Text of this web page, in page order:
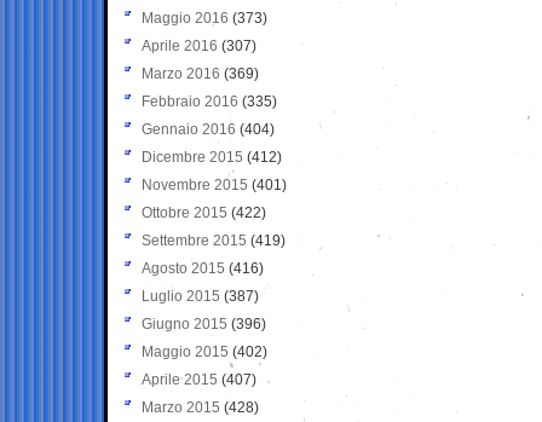
Maggio 2016 (373)
Aprile 2016 (307)
Marzo 2016 (369)
Febbraio 2016 (335)
Gennaio 2016 (404)
Dicembre 2015 (412)
Novembre 2015 (401)
Ottobre 2015 (422)
Settembre 2015 (419)
Agosto 2015 (416)
Luglio 2015 (387)
Giugno 2015 (396)
Maggio 2015 (402)
Aprile 2015 (407)
Marzo 2015 (428)